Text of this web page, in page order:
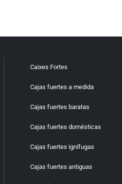
Caixes Fortes
Cajas fuertes a medida
Cajas fuertes baratas
Cajas fuertes domésticas
Cajas fuertes ignífugas
Cajas fuertes antiguas